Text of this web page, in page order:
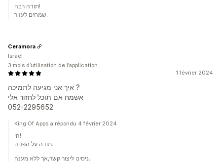
תודה רבה!
שמחים לעזור.
1 février 2024
איך אני מגיעה לתמיכה ?
אשמח אם תוכל לחזור אלי
052-2295652
Ceramora
Israël
3 mois d’utilisation de l’application
King Of Apps a répondu 4 février 2024
הי!
תודה על הפניה.
ניסינו ליצור קשר,אך ללא מענה.